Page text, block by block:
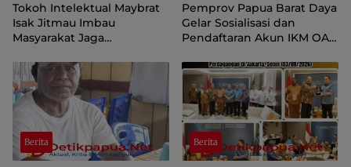
Tokoh Intelektual Maybrat
Isak Jitmau Imbau
Masyarakat Jaga
81 Kemerdekaan RI
Pemprov Papua Barat Daya
Gelar Sosialisasi dan
Pendaftaran Akun IKM OAP
Berita Berita